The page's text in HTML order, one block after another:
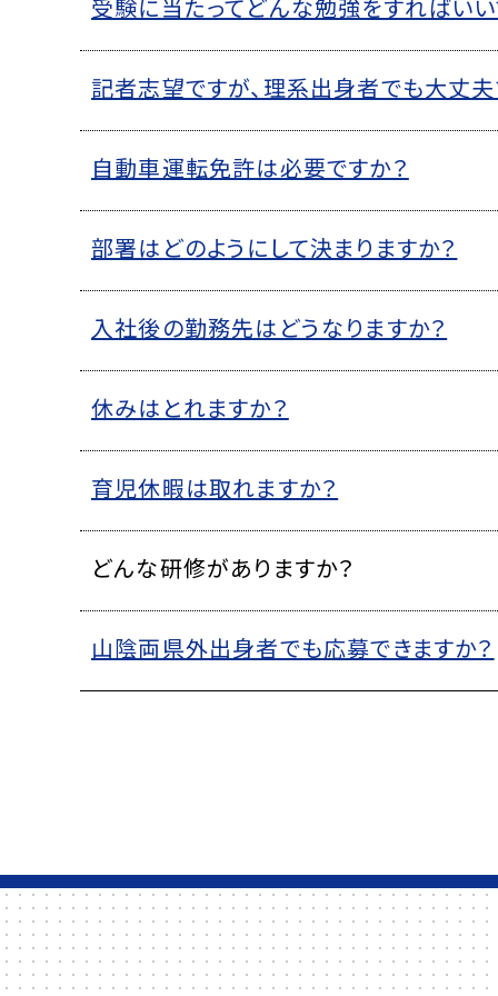
受験に当たってどんな勉強をすればいい
記者志望ですが、理系出身者でも大丈夫
自動車運転免許は必要ですか？
部署はどのようにして決まりますか？
入社後の勤務先はどうなりますか？
休みはとれますか？
育児休暇は取れますか？
どんな研修がありますか？
山陰両県外出身者でも応募できますか？